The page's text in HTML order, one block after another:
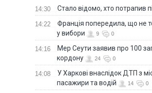
14:30 Стало відомо, хто потрапив
14:22
Франція попередила, що не
у вибори
9 0
14:16
Мер Сеути заявив про 100
кордону
24 0
14:08
У Харкові внаслідок ДТП з
пасажири та водій
14 0